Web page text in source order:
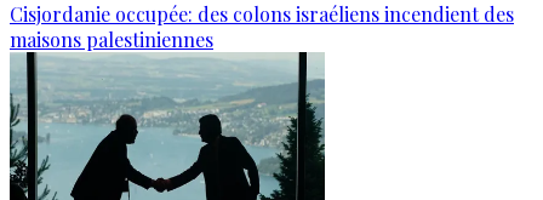
Cisjordanie occupée: des colons israéliens incendient des
maisons palestiniennes